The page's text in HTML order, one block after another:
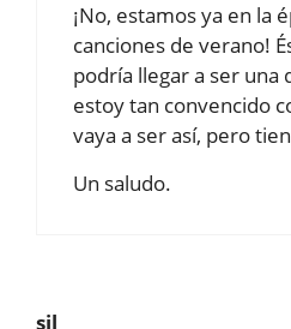
¡No, estamos ya en la
canciones de verano!
podría llegar a ser una
estoy tan convencido
vaya a ser así, pero
Un saludo.
sil